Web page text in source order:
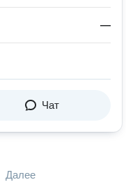
—
Чат
Далее